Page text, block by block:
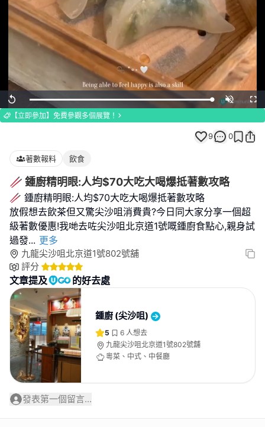
Replay Loaded:
100.00%
Unmute
【立即參加】免費參觀多個展覽！
9 0
著數報料 飲食
🥢 鍾廚精明眼:人均$70大吃大喝爆抵著數攻略
🥢 鍾廚精明眼:人均$70大吃大喝爆抵著數攻略
放假想去飲茶但又驚尖沙咀消費貴?今日同大家分享一個超
級著數優惠!我哋去咗尖沙咀北京道1號嘅鍾廚食點心,親身試
過發... 更多
九龍尖沙咀北京道1號802號舖
評分
文章提及 的好去處
鍾廚 (尖沙咀)
5 6 人想去
九龍尖沙咀北京道1號802號舖
粵菜、中式、中餐廳
發表第一個留言...